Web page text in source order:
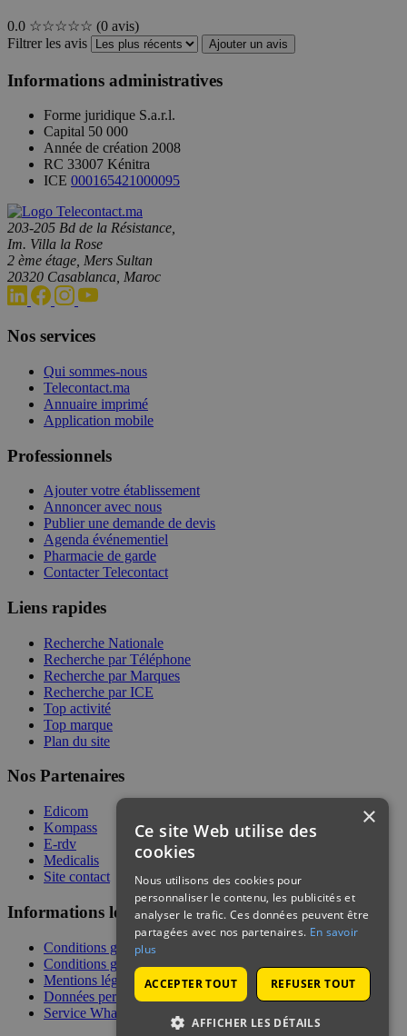
0.0 ☆☆☆☆☆ (0 avis)
Filtrer les avis
Ajouter un avis
Informations administratives
Forme juridique S.a.r.l.
Capital 50 000
Année de création 2008
RC 33007 Kénitra
ICE 000165421000095
203-205 Bd de la Résistance,
Im. Villa la Rose
2 ème étage, Mers Sultan
20320 Casablanca, Maroc
Nos services
Qui sommes-nous
Telecontact.ma
Annuaire imprimé
Application mobile
Professionnels
Ajouter votre établissement
Annoncer avec nous
Publier une demande de devis
Agenda événementiel
Pharmacie de garde
Contacter Telecontact
Liens rapides
Recherche Nationale
Recherche par Téléphone
Recherche par Marques
Recherche par ICE
Top activité
Top marque
Plan du site
Nos Partenaires
Edicom
Kompass
E-rdv
Medicalis
Site contact
Informations légales
Conditions générales de services
Conditions générales de vente
Mentions légales
Données personnelles
Service WhatsApp
×
Ce site Web utilise des
cookies
Nous utilisons des cookies pour
personnaliser le contenu, les publicités et
analyser le trafic. Ces données peuvent être
partagées avec nos partenaires. En savoir
plus
ACCEPTER TOUT REFUSER TOUT
AFFICHER LES DÉTAILS